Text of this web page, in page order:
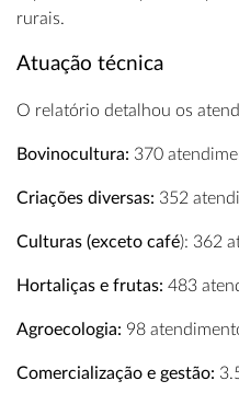
rurais.
Atuação técnica
O relatório detalhou os
Bovinocultura: 370
Criações diversas: 352
Culturas (exceto café): 362
Hortaliças e frutas: 483
Agroecologia: 98
Comercialização e gestão: